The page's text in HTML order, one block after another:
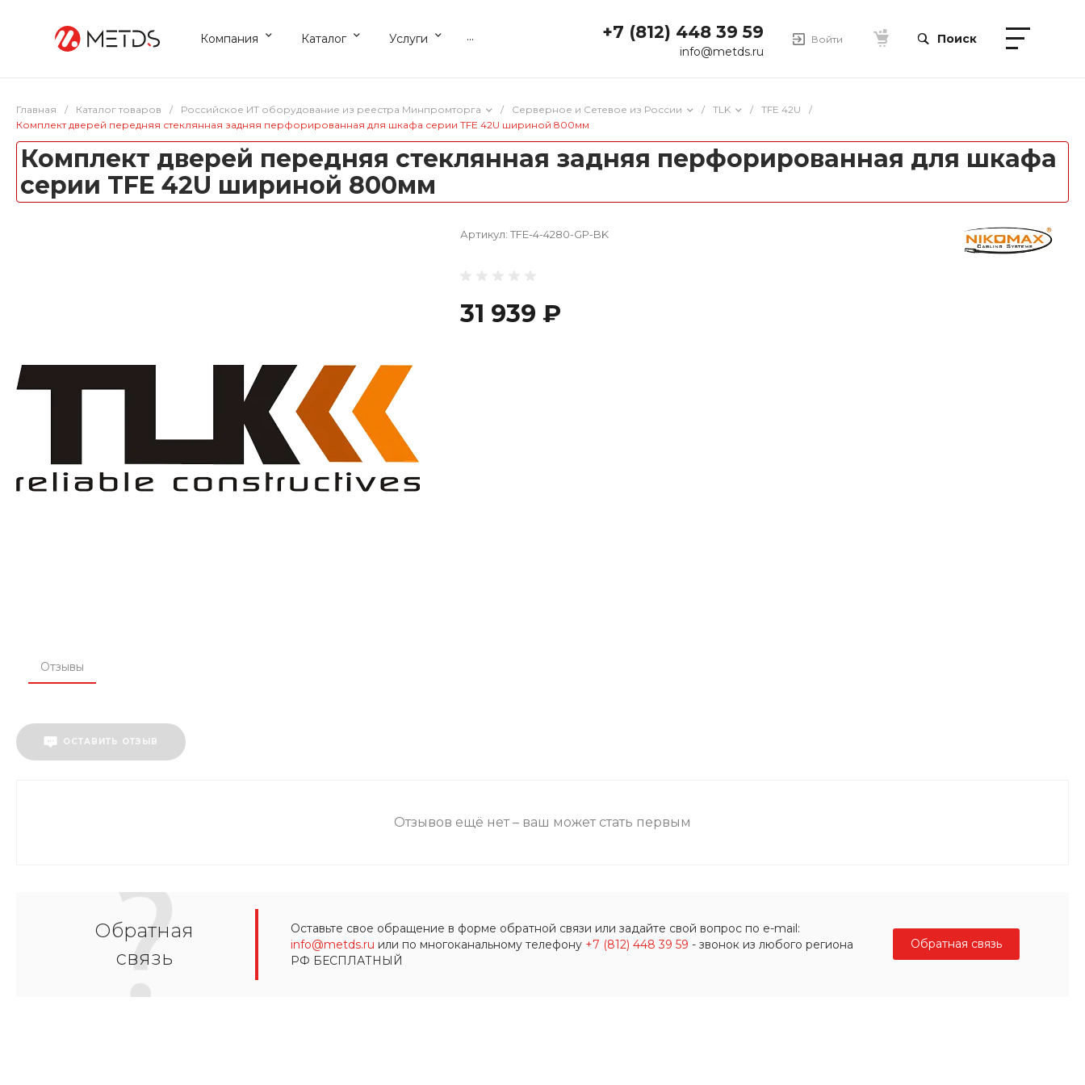
Компания Каталог Услуги ... +7 (812) 448 39 59
info@metds.ru
Войти Поиск
Главная / Каталог товаров / Российское ИТ оборудование из реестра Минпромторга / Серверное и Сетевое из России / TLK / TFE 42U
/
Комплект дверей передняя стеклянная задняя перфорированная для шкафа серии TFE 42U шириной 800мм
Комплект дверей передняя стеклянная задняя перфорированная для шкафа
серии TFE 42U шириной 800мм
Артикул: TFE-4-4280-GP-BK
31 939 ₽
Отзывы
ОСТАВИТЬ ОТЗЫВ
Отзывов ещё нет – ваш может стать первым
Обратная
связь
Оставьте свое обращение в форме обратной связи или задайте свой вопрос по e-mail:
info@metds.ru или по многоканальному телефону +7 (812) 448 39 59 - звонок из любого региона
РФ БЕСПЛАТНЫЙ
Обратная связь